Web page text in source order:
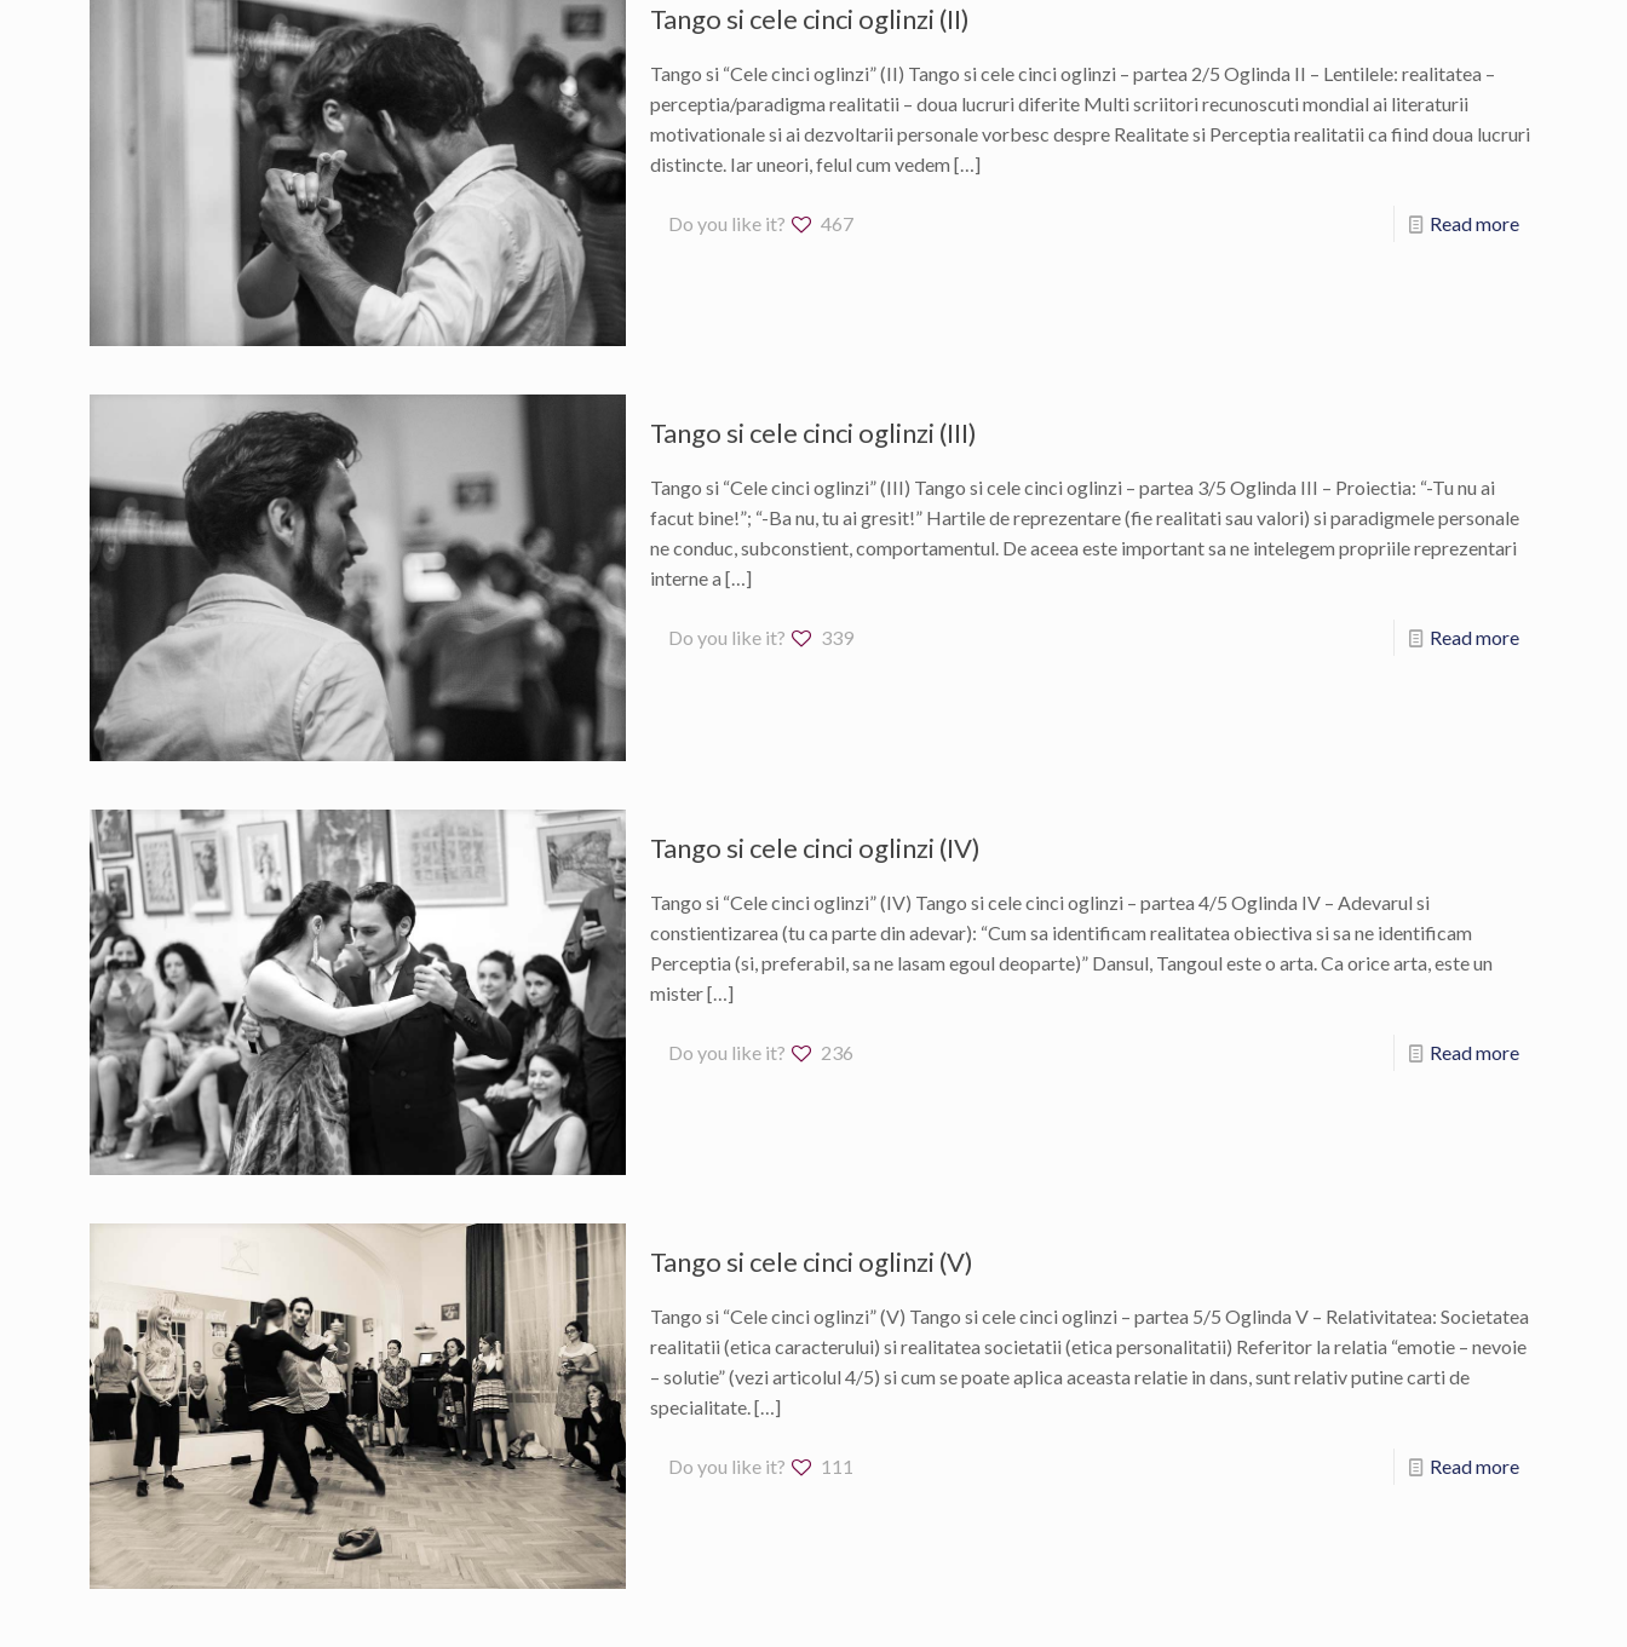
Tango si cele cinci oglinzi (II)
Tango si “Cele cinci oglinzi” (II) Tango si cele cinci oglinzi – partea 2/5 Oglinda II – Lentilele: realitatea –
perceptia/paradigma realitatii – doua lucruri diferite Multi scriitori recunoscuti mondial ai literaturii
motivationale si ai dezvoltarii personale vorbesc despre Realitate si Perceptia realitatii ca fiind doua lucruri
distincte. Iar uneori, felul cum vedem […]
Do you like it? 467 Read more
Tango si cele cinci oglinzi (III)
Tango si “Cele cinci oglinzi” (III) Tango si cele cinci oglinzi – partea 3/5 Oglinda III – Proiectia: “-Tu nu ai
facut bine!”; “-Ba nu, tu ai gresit!” Hartile de reprezentare (fie realitati sau valori) si paradigmele personale
ne conduc, subconstient, comportamentul. De aceea este important sa ne intelegem propriile reprezentari
interne a […]
Do you like it? 339 Read more
Tango si cele cinci oglinzi (IV)
Tango si “Cele cinci oglinzi” (IV) Tango si cele cinci oglinzi – partea 4/5 Oglinda IV – Adevarul si
constientizarea (tu ca parte din adevar): “Cum sa identificam realitatea obiectiva si sa ne identificam
Perceptia (si, preferabil, sa ne lasam egoul deoparte)” Dansul, Tangoul este o arta. Ca orice arta, este un
mister[…]
Do you like it? 236 Read more
Tango si cele cinci oglinzi (V)
Tango si “Cele cinci oglinzi” (V) Tango si cele cinci oglinzi – partea 5/5 Oglinda V – Relativitatea: Societatea
realitatii (etica caracterului) si realitatea societatii (etica personalitatii) Referitor la relatia “emotie – nevoie
– solutie” (vezi articolul 4/5) si cum se poate aplica aceasta relatie in dans, sunt relativ putine carti de
specialitate.[…]
Do you like it? 111 Read more